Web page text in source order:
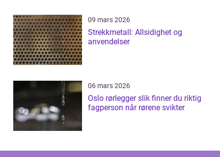
09 mars 2026
Strekkmetall: Allsidighet og
anvendelser
06 mars 2026
Oslo rørlegger slik finner du riktig
fagperson når rørene svikter